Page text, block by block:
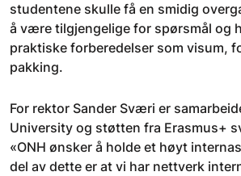
studentene skulle få en smidig
å være tilgjengelige for spørsmål og
praktiske forberedelser som visum,
pakking.
For rektor Sander Sværi er
University og støtten fra Erasmus+
«ONH ønsker å holde et høyt
del av dette er at vi har nettverk